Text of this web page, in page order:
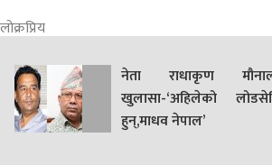
लोक्रप्रिय
नेता राधाकृण
खुलासा-‘अहिलेको
हुन्,माधव नेपाल’